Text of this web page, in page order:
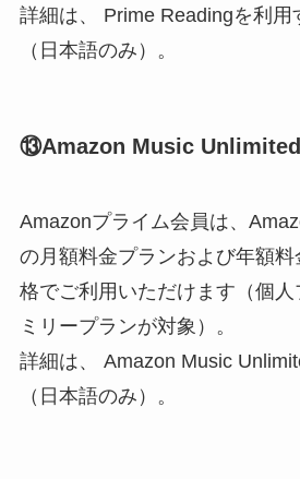
詳細は、 Prime Readingを利用
（日本語のみ）。
⑬Amazon Music Unlimited
Amazonプライム会員は、
の月額料金プランおよび年額
格でご利用いただけます（個
ミリープランが対象）。
詳細は、 Amazon Music
（日本語のみ）。